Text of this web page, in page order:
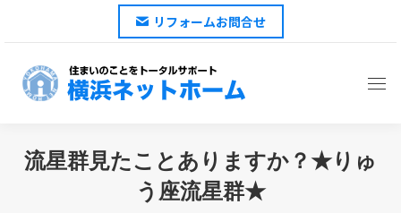
リフォームお問合せ
流星群見たことありますか？★りゅ
う座流星群★